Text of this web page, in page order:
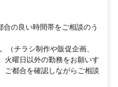
の良い時間帯をご相談のう
（チラシ制作や販促企画、
火曜日以外の勤務をお願いす
ご都合を確認しながらご相談